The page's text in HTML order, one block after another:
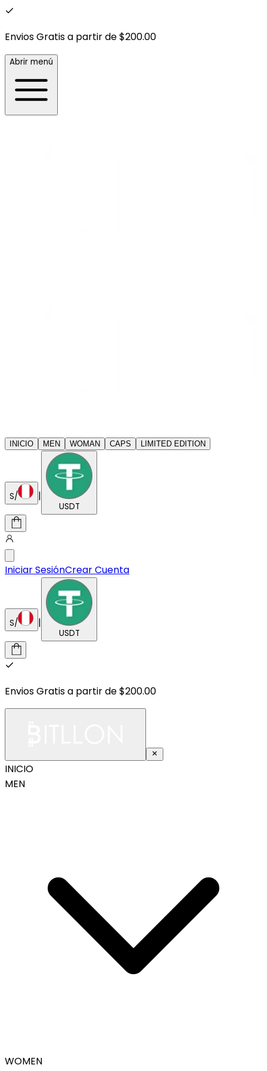
Envios Gratis a partir de $200.00
Abrir menú
INICIO MEN WOMAN CAPS LIMITED EDITION
S/ |
USDT
Iniciar SesiónCrear Cuenta
S/ |
USDT
Envios Gratis a partir de $200.00
INICIO
MEN
WOMEN